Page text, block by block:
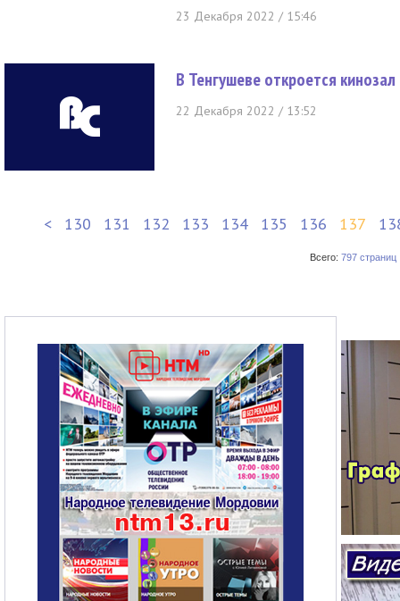
23 Декабря 2022 / 15:46
В Тенгушеве откроется
22 Декабря 2022 / 13:52
< 130 131 132 133 134 135 136 137
Всего: 797 страниц